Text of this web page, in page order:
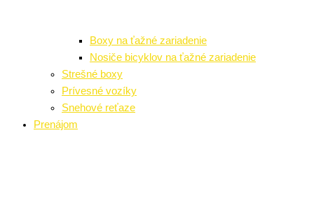
Boxy na ťažné zariadenie
Nosiče bicyklov na ťažné zariadenie
Strešné boxy
Prívesné vozíky
Snehové reťaze
Prenájom